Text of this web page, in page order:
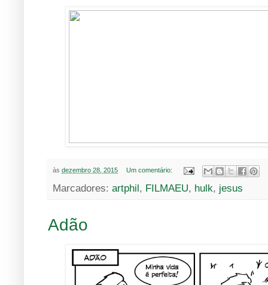
às dezembro 28, 2015 Um comentário:
Marcadores: artphil, FILMAEU, hulk, jesus
Adão